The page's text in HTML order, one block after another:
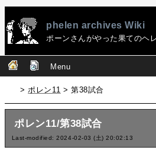
phelen archives Wiki
ポーンさんがやった果てのヘ
Menu
>ポレン11 > 第38試合
ポレン11/第38試合
Last-modified: 2024-02-03 (土) 20:02:13